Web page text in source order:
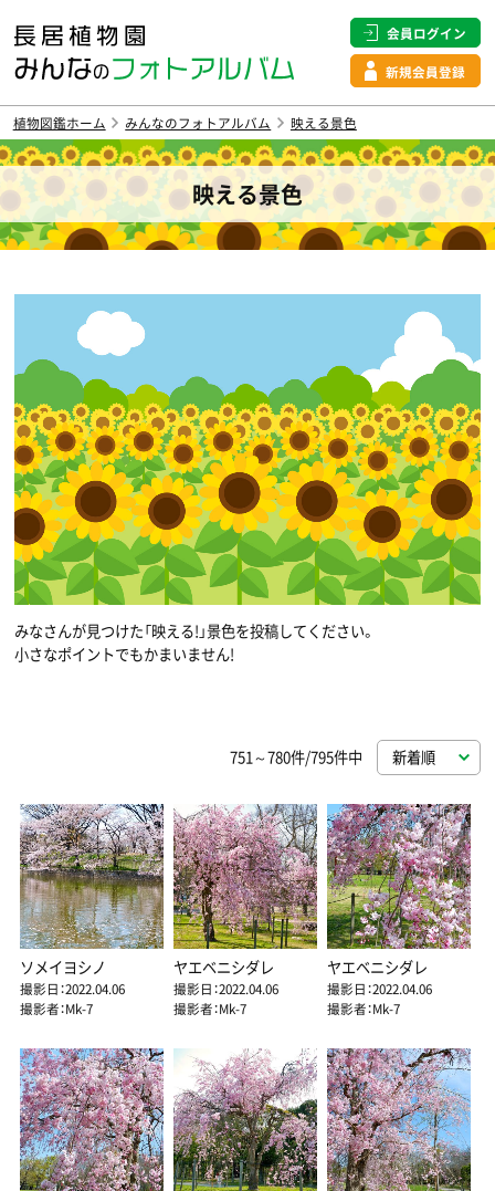
会員ログイン
新規会員登録
植物図鑑ホーム みんなのフォトアルバム 映える景色
映える景色
みなさんが見つけた「映える!」景色を投稿してください。
小さなポイントでもかまいません!
751～780件/795件中
ソメイヨシノ
撮影日：2022.04.06
撮影者：Mk-7
ヤエベニシダレ
撮影日：2022.04.06
撮影者：Mk-7
ヤエベニシダレ
撮影日：2022.04.06
撮影者：Mk-7